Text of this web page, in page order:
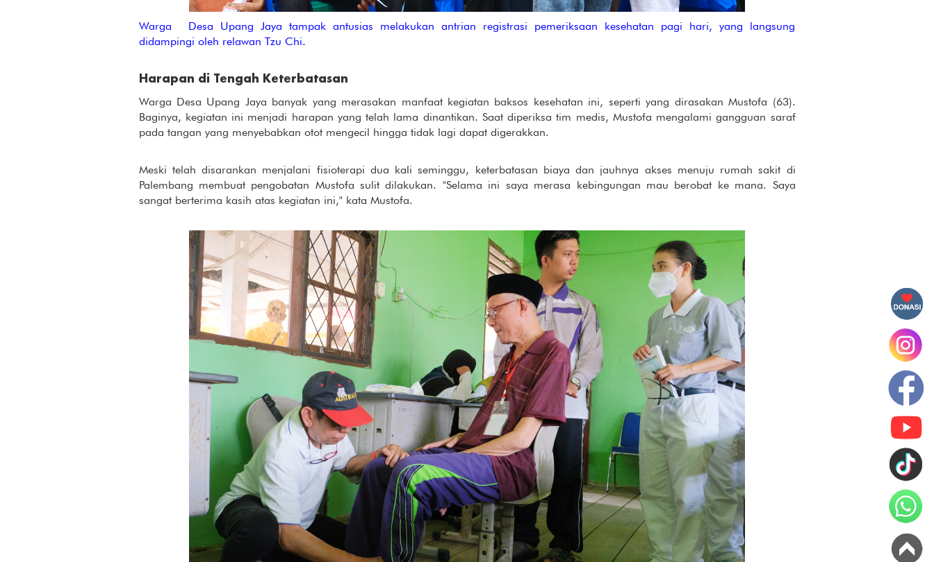
Warga Desa Upang Jaya tampak antusias melakukan antrian registrasi pemeriksaan kesehatan pagi hari, yang langsung
didampingi oleh relawan Tzu Chi.
Harapan di Tengah Keterbatasan
Warga Desa Upang Jaya banyak yang merasakan manfaat kegiatan baksos kesehatan ini, seperti yang dirasakan Mustofa (63).
Baginya, kegiatan ini menjadi harapan yang telah lama dinantikan. Saat diperiksa tim medis, Mustofa mengalami gangguan saraf
pada tangan yang menyebabkan otot mengecil hingga tidak lagi dapat digerakkan.
Meski telah disarankan menjalani fisioterapi dua kali seminggu, keterbatasan biaya dan jauhnya akses menuju rumah sakit di
Palembang membuat pengobatan Mustofa sulit dilakukan. "Selama ini saya merasa kebingungan mau berobat ke mana. Saya
sangat berterima kasih atas kegiatan ini," kata Mustofa.